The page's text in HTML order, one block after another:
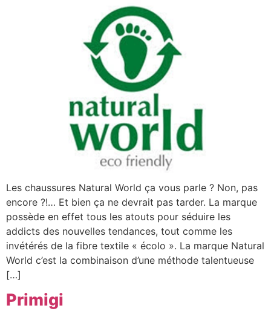
Les chaussures Natural World ça vous parle ? Non, pas
encore ?!… Et bien ça ne devrait pas tarder. La marque
possède en effet tous les atouts pour séduire les
addicts des nouvelles tendances, tout comme les
invétérés de la fibre textile « écolo ». La marque Natural
World c’est la combinaison d’une méthode talentueuse
[…]
Primigi